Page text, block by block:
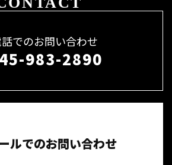
でのお問い合わせ
983-2890
ルでのお問い合わせ